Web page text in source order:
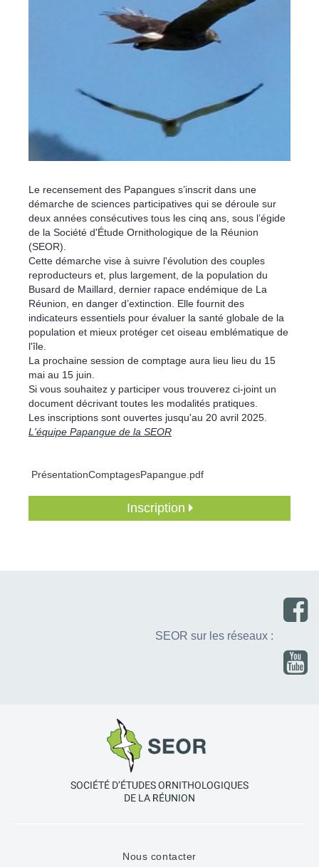
Le recensement des Papangues s’inscrit dans une
démarche de sciences participatives qui se déroule sur
deux années consécutives tous les cinq ans, sous l’égide
de la Société d'Étude Ornithologique de la Réunion
(SEOR).
Cette démarche vise à suivre l'évolution des couples
reproducteurs et, plus largement, de la population du
Busard de Maillard, dernier rapace endémique de La
Réunion, en danger d’extinction. Elle fournit des
indicateurs essentiels pour évaluer la santé globale de la
population et mieux protéger cet oiseau emblématique de
l'île.
La prochaine session de comptage aura lieu lieu du 15
mai au 15 juin.
Si vous souhaitez y participer vous trouverez ci-joint un
document décrivant toutes les modalités pratiques.
Les inscriptions sont ouvertes jusqu'au 20 avril 2025.
L'équipe Papangue de la SEOR
PrésentationComptagesPapangue.pdf
Inscription
SEOR sur les réseaux :
Nous contacter